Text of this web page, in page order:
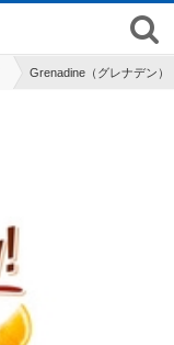
Grenadine（グレナデン）